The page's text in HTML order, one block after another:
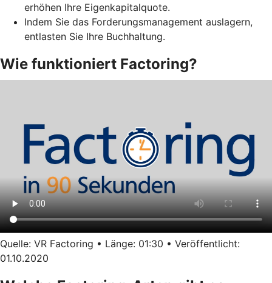
erhöhen Ihre Eigenkapitalquote.
Indem Sie das Forderungsmanagement auslagern,
entlasten Sie Ihre Buchhaltung.
Wie funktioniert Factoring?
Quelle: VR Factoring • Länge: 01:30 • Veröffentlicht:
01.10.2020